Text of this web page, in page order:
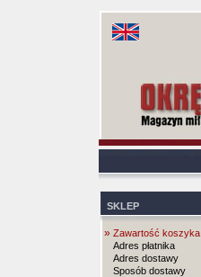
SKLEP
» Zawartość koszyka
Adres płatnika
Adres dostawy
Sposób dostawy